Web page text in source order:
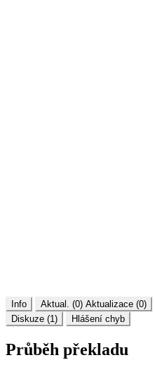
Info Aktual. (0) Aktualizace (0)
Diskuze (1)
Hlášení chyb
Průběh překladu